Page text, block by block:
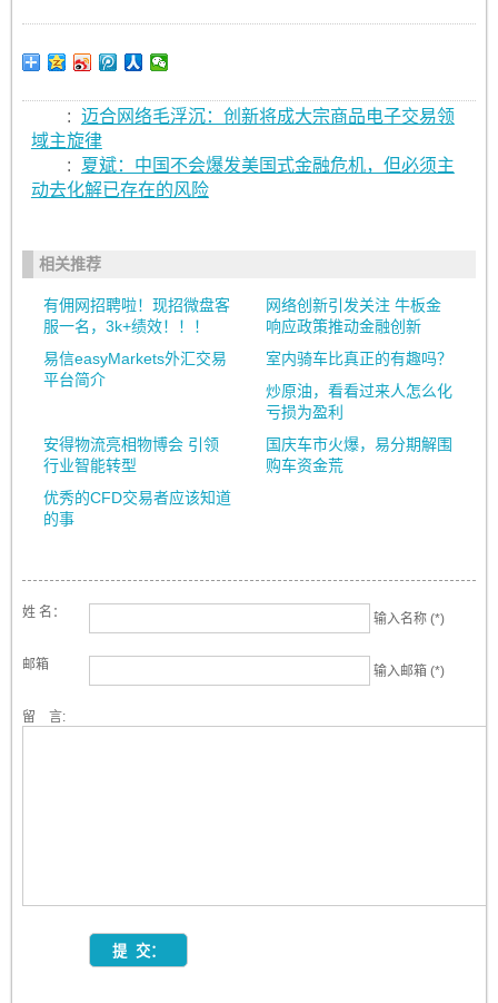
: 迈合网络毛浮沉：创新将成大宗商品电子交易领
域主旋律
:
夏斌：中国不会爆发美国式金融危机，但必须主
动去化解已存在的风险
相关推荐
有佣网招聘啦！现招微盘客
服一名，3k+绩效！！！
网络创新引发关注 牛板金
响应政策推动金融创新
易信easyMarkets外汇交易
平台简介
室内骑车比真正的有趣吗？
炒原油，看看过来人怎么化
亏损为盈利
安得物流亮相物博会 引领
行业智能转型
国庆车市火爆，易分期解围
购车资金荒
优秀的CFD交易者应该知道
的事
姓 名： 输入名称 (*)
邮箱 输入邮箱 (*)
留 言: